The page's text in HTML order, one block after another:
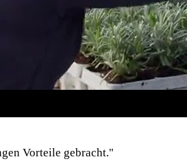
Vorteile gebracht."